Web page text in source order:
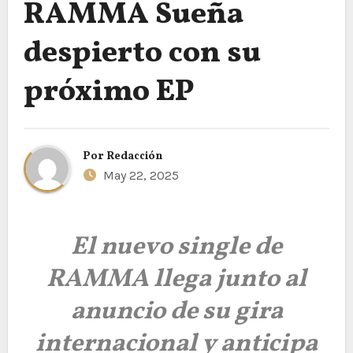
RAMMA Sueña
despierto con su
próximo EP
Por Redacción
May 22, 2025
El nuevo single de
RAMMA llega junto al
anuncio de su gira
internacional y anticipa